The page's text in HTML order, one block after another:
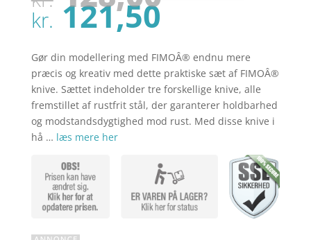
var:
kr.
kr.121,50Den
pris
er:
kr.
Gør din modellering med FIMOÂ® endnu mere
præcis og kreativ med dette praktiske sæt af FIMOÂ®
knive. Sættet indeholder tre forskellige knive, alle
fremstillet af rustfrit stål, der garanterer holdbarhed
og modstandsdygtighed mod rust. Med disse knive i
hå … læs mere her